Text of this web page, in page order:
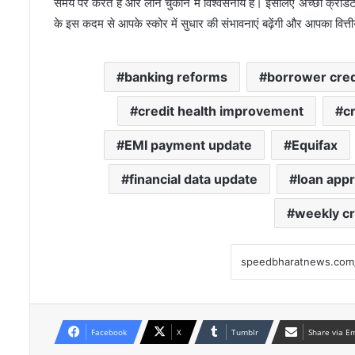
के इस कदम से आपके स्कोर में सुधार की संभावनाएं बढ़ेंगी और आपका वित्तीय
banking reforms borrower
credit health improvement
EMI payment update Equifax
financial data update loan
weekly
Facebook X Tumblr Share via